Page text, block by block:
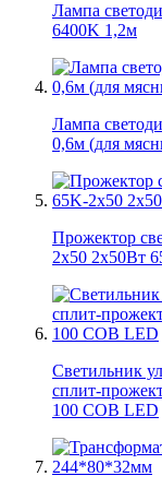
Лампа
6400K 1,2м
Лампа
0,6м (для
Прожектор
2х50 2х50Вт
Светильник
сплит-
100 COB LED